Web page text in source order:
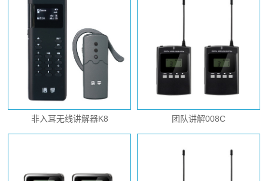
非入耳无线讲解器K8 团队讲解008C